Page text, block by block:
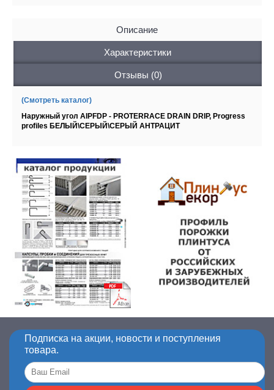
Описание
Характеристики
Отзывы (0)
(Смотреть каталог)
Наружный угол AIPFDP - PROTERRACE DRAIN DRIP, Progress
profiles БЕЛЫЙ\СЕРЫЙ\СЕРЫЙ АНТРАЦИТ
Подписка на акции, новости и поступления
товара.